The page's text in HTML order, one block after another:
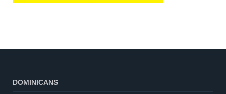
DOMINICANS